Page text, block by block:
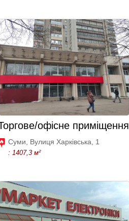
офісне приміщення
Суми, Вулиця Харківська, 1
: 1407,3 м²